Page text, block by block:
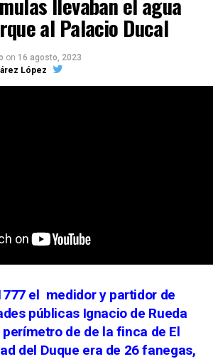
al Palacio Ducal
on 16 agosto, 2023
López
el medidor y partidor de
públicas Ignacio de Rueda
de de la finca de El
del Duque era de 26 fanegas,